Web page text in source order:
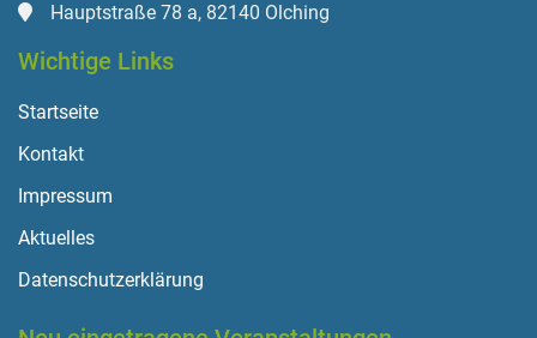
Hauptstraße 78 a, 82140 Olching
Wichtige Links
Startseite
Kontakt
Impressum
Aktuelles
Datenschutzerklärung